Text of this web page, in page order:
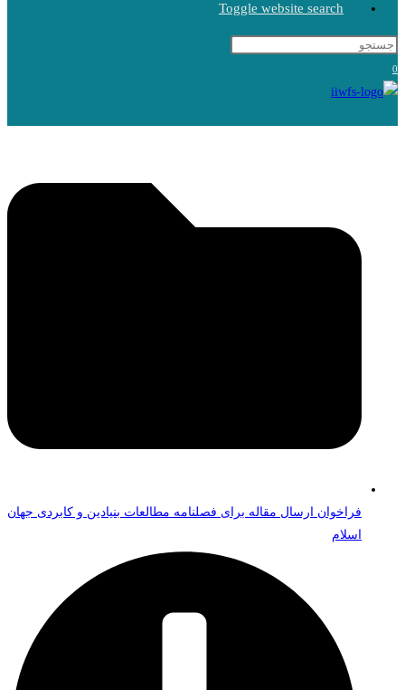
Toggle website search
0
فراخوان ارسال مقاله برای فصلنامه مطالعات بنیادین و کابردی جهان
اسلام